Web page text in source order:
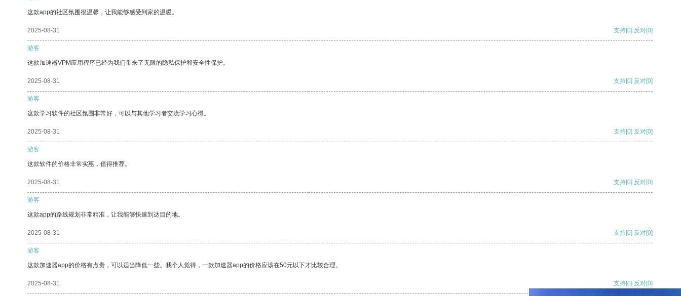
这款app的社区氛围很温馨，让我能够感受到家的温暖。
2025-08-31 支持[0] 反对[0]
游客
这款加速器VPM应用程序已经为我们带来了无限的隐私保护和安全性保护。
2025-08-31 支持[0] 反对[0]
游客
这款学习软件的社区氛围非常好，可以与其他学习者交流学习心得。
2025-08-31 支持[0] 反对[0]
游客
这款软件的价格非常实惠，值得推荐。
2025-08-31 支持[0] 反对[0]
游客
这款app的路线规划非常精准，让我能够快速到达目的地。
2025-08-31 支持[0] 反对[0]
游客
这款加速器app的价格有点贵，可以适当降低一些。我个人觉得，一款加速器app的价格应该在50元以下才比较合理。
2025-08-31 支持[0] 反对[0]